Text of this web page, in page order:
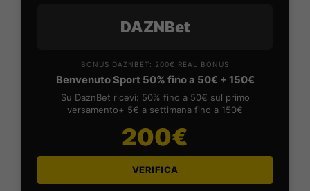
DAZNBet
BONUS DAZNBET: 200€ REAL BONUS
Benvenuto Sport 50% fino a 50€ + 150€
Su DaznBet ricevi: 50% fino a 50€ sul primo
versamento+ 5€ a settimana fino a 150€
200€
VERIFICA